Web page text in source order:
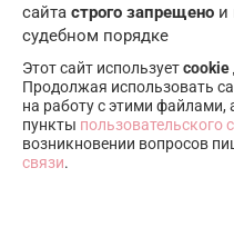
сайта строго запрещено и
судебном порядке
Этот сайт используетcookie
Продолжая использовать
на работу с этими файлами,
пункты пользовательского
возникновении вопросов
связи.